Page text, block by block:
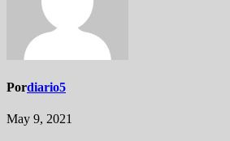
Pordiario5
May 9, 2021